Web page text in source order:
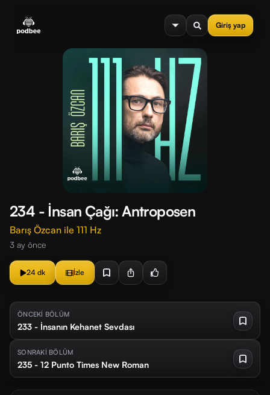
Giriş yap
menu
234 - İnsan Çağı: Antroposen
Barış Özcan ile 111 Hz
3 ay önce
24 dk İzle
ÖNCEKİ BÖLÜM
233 - İnsanın Kehanet Sevdası
SONRAKİ BÖLÜM
235 - 12 Punto Times New Roman